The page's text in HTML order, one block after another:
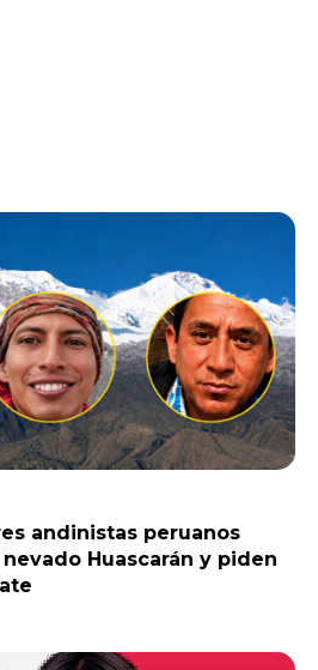
andinistas peruanos
Huascarán y piden